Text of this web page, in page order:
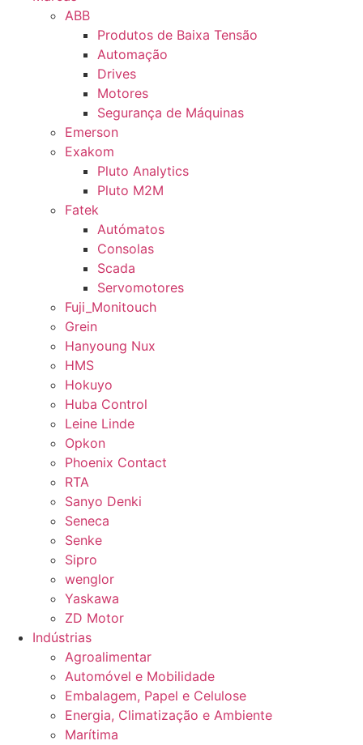
ABB
Produtos de Baixa Tensão
Automação
Drives
Motores
Segurança de Máquinas
Emerson
Exakom
Pluto Analytics
Pluto M2M
Fatek
Autómatos
Consolas
Scada
Servomotores
Fuji_Monitouch
Grein
Hanyoung Nux
HMS
Hokuyo
Huba Control
Leine Linde
Opkon
Phoenix Contact
RTA
Sanyo Denki
Seneca
Senke
Sipro
wenglor
Yaskawa
ZD Motor
Indústrias
Agroalimentar
Automóvel e Mobilidade
Embalagem, Papel e Celulose
Energia, Climatização e Ambiente
Marítima